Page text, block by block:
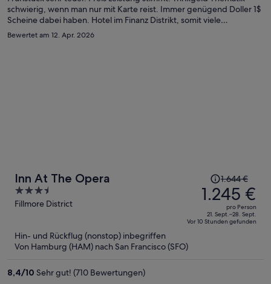
schwierig, wenn man nur mit Karte reist. Immer genügend Doller 1$
Scheine dabei haben. Hotel im Finanz Distrikt, somit viele
Restaurants geschlossen (WE und am Abend).
Bewertet am 12. Apr. 2026
Inn At The Opera
3.5
out
5
Fillmore District
Der
Preis
betrug
1.644 €,
jetzt
1.644 €
1.245 €
pro Person
21. Sept.–28. Sept.
Vor 10 Stunden gefunden
Hin- und Rückflug (nonstop) inbegriffen
Von Hamburg (HAM) nach San Francisco (SFO)
8,4/10 Sehr gut! (710 Bewertungen)